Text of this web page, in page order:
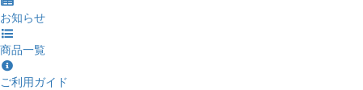
お知らせ
商品一覧
ご利用ガイド